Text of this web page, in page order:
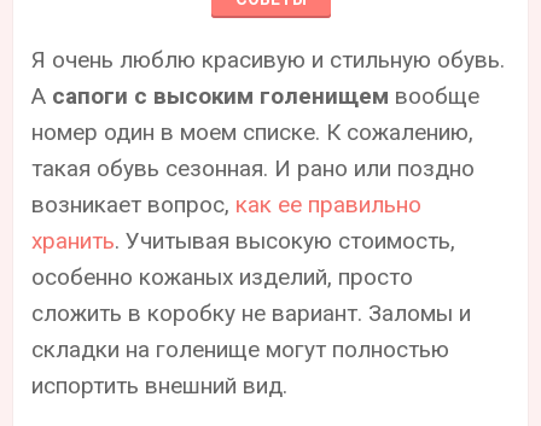
Я очень люблю красивую и стильную обувь.
А сапоги с высоким голенищем вообще
номер один в моем списке. К сожалению,
такая обувь сезонная. И рано или поздно
возникает вопрос, как ее правильно
хранить. Учитывая высокую стоимость,
особенно кожаных изделий, просто
сложить в коробку не вариант. Заломы и
складки на голенище могут полностью
испортить внешний вид.